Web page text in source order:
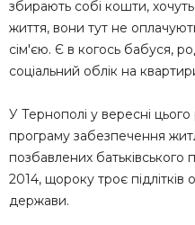
збирають собі кошти,
життя, вони тут не
сім'єю. Є в когось бабуся,
соціальний облік на
У Тернополі у вересні
програму забезпечення
позбавлених батьківського
2014, щороку троє підлітків
держави.